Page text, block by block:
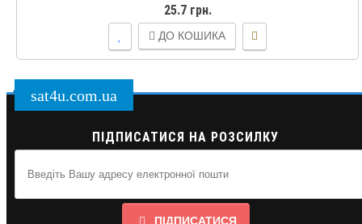
25.7 грн.
ДО КОШИКА
sat4u.com.ua
ПІДПИСАТИСЯ НА РОЗСИЛКУ
ПІДПИСАТИСЯ